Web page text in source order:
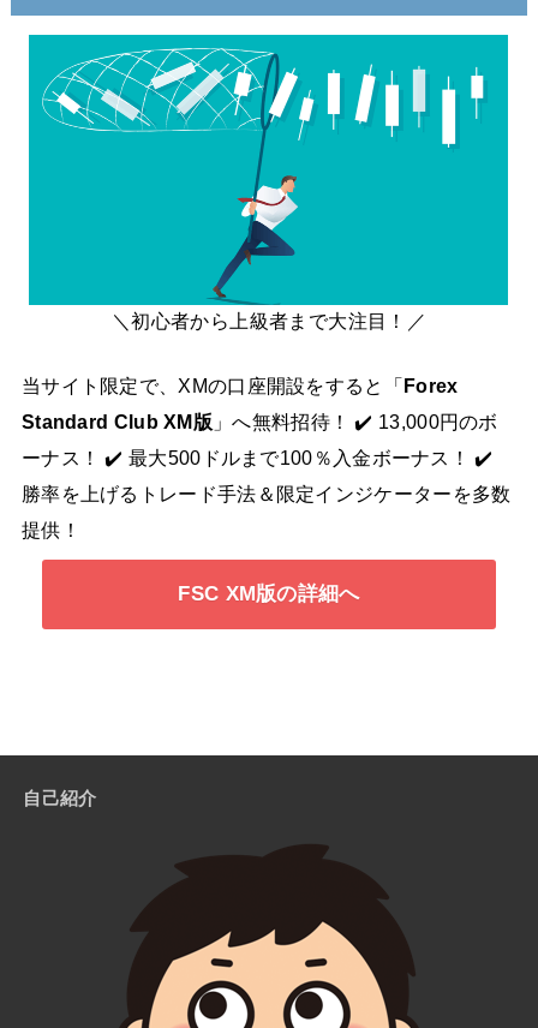
＼初心者から上級者まで大注目！／
当サイト限定で、XMの口座開設をすると「 Forex
Standard Club XM版 」へ無料招待！ ✔️ 13,000円のボ
ーナス！ ✔️ 最大500ドルまで100％入金ボーナス！ ✔️
勝率を上げるトレード手法＆限定インジケーターを多数
提供！
FSC XM版の詳細へ
自己紹介